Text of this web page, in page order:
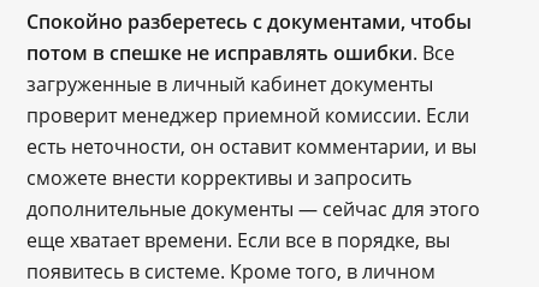
Спокойно разберетесь с документами, чтобы
потом в спешке не исправлять ошибки. Все
загруженные в личный кабинет документы
проверит менеджер приемной комиссии. Если
есть неточности, он оставит комментарии, и вы
сможете внести коррективы и запросить
дополнительные документы ― сейчас для этого
еще хватает времени. Если все в порядке, вы
появитесь в системе. Кроме того, в личном